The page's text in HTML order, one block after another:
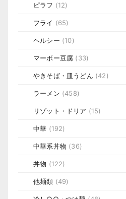
ピラフ (12)
フライ (65)
ヘルシー (10)
マーボー豆腐 (33)
やきそば・皿うどん (42)
ラーメン (458)
リゾット・ドリア (15)
中華 (192)
中華系丼物 (36)
丼物 (122)
他麺類 (49)